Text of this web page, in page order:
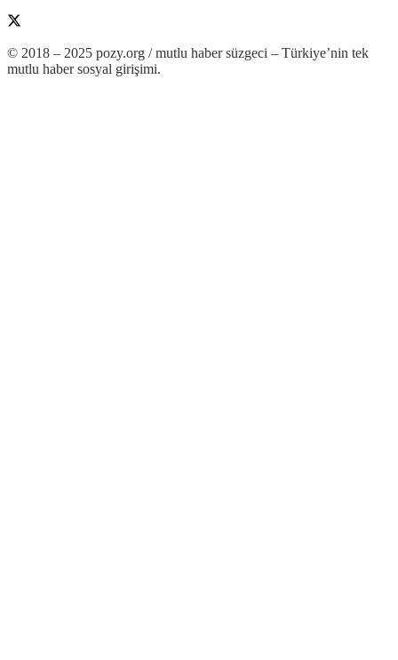
© 2018 – 2025 pozy.org / mutlu haber süzgeci – Türkiye’nin tek
mutlu haber sosyal girişimi.